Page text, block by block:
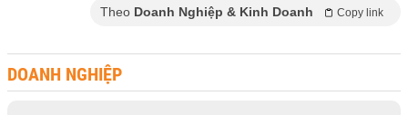
Theo Doanh Nghiệp & Kinh Doanh Copy link
DOANH NGHIỆP